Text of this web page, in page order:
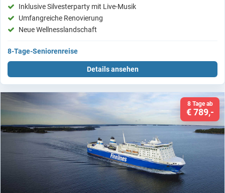
Inklusive Silvesterparty mit Live-Musik
Umfangreiche Renovierung
Neue Wellnesslandschaft
8-Tage-Seniorenreise
Details ansehen
8 Tage ab
€ 789,-